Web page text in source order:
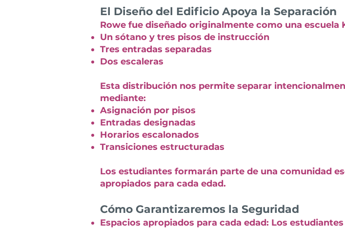
El Diseño del Edificio Apoya la Separación
Rowe fue diseñado originalmente como una escuela
Un sótano y tres pisos de instrucción
Tres entradas separadas
Dos escaleras
Esta distribución nos permite separar
mediante:
Asignación por pisos
Entradas designadas
Horarios escalonados
Transiciones estructuradas
Los estudiantes formarán parte de una comunidad
apropiados para cada edad.
Cómo Garantizaremos la Seguridad
Espacios apropiados para cada edad: Los